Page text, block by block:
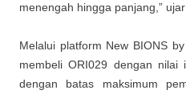
menengah hingga panjang,” ujar
Melalui platform New BIONS
membeli ORI029 dengan nilai
dengan batas maksimum